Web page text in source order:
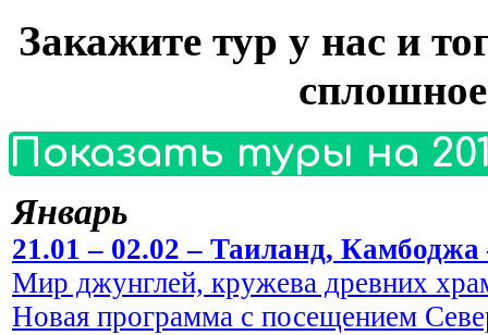
Закажите тур у нас и
Показать туры на
Январь
21.01 – 02.02 – Таиланд,
Мир джунглей, кружева древних
Новая программа с посещением